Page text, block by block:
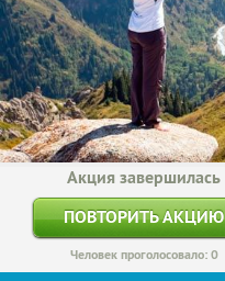
Акция завершилась
ПОВТОРИТЬ АКЦИЮ
Человек проголосовало: 0